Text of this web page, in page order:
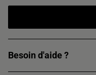
Besoin d'aide ?